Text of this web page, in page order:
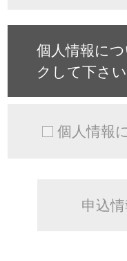
個人情報に
クして下さ
個人情報